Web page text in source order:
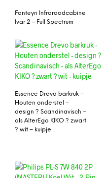
Fonteyn Infraroodcabine
Ivar 2 – Full Spectrum
Essence Drevo barkruk –
Houten onderstel –
design ? Scandinavisch –
als AlterEgo KIKO ? zwart
? wit – kuipje